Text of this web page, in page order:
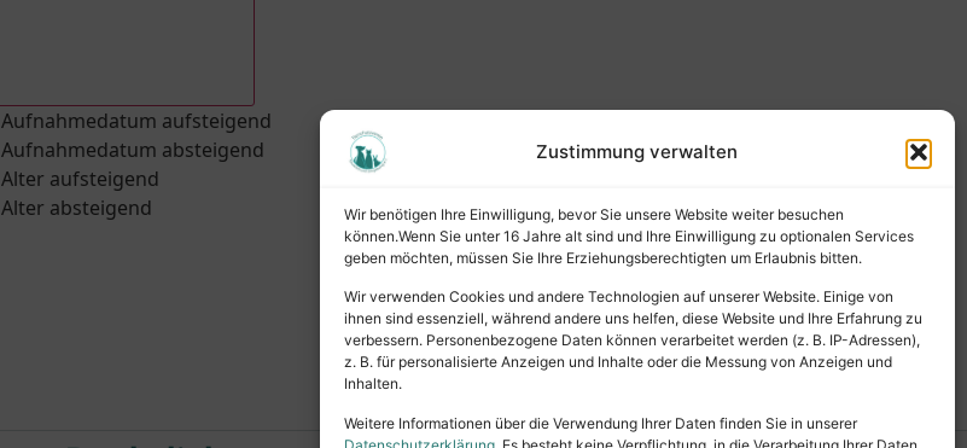
Zustimmung verwalten
Wir benötigen Ihre Einwilligung, bevor Sie unsere Website weiter besuchen
können.Wenn Sie unter 16 Jahre alt sind und Ihre Einwilligung zu optionalen Services
geben möchten, müssen Sie Ihre Erziehungsberechtigten um Erlaubnis bitten.
Wir verwenden Cookies und andere Technologien auf unserer Website. Einige von
ihnen sind essenziell, während andere uns helfen, diese Website und Ihre Erfahrung zu
verbessern. Personenbezogene Daten können verarbeitet werden (z. B. IP-Adressen),
z. B. für personalisierte Anzeigen und Inhalte oder die Messung von Anzeigen und
Inhalten.
Weitere Informationen über die Verwendung Ihrer Daten finden Sie in unserer
Aufnahmedatum aufsteigend
Aufnahmedatum absteigend
Alter aufsteigend
Alter absteigend